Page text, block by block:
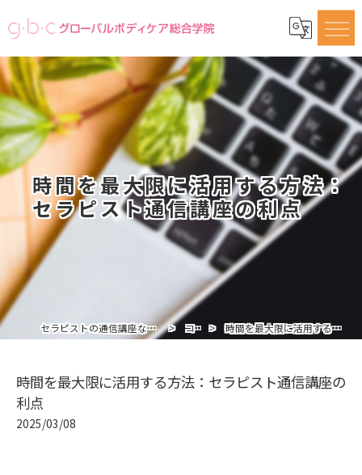
時間を最大限に活用する方法：
セラピスト通信講座の利点
セラピストの通信講座ならグローバルボディケア総合学院 コラム 時間を最大限に活用する方法：セラピスト通信講座の利点
時間を最大限に活用する方法：セラピスト通信講座の
利点
2025/03/08